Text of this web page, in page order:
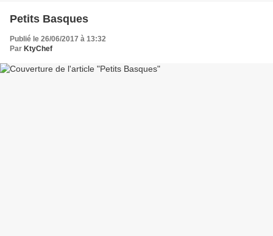
Petits Basques
Publié le 26/06/2017 à 13:32
Par KtyChef